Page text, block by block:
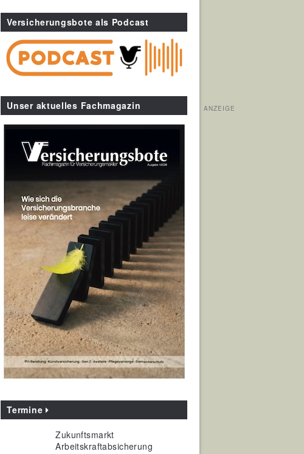
Versicherungsbote als Podcast
Unser aktuelles Fachmagazin
Termine
Zukunftsmarkt
Arbeitskraftabsicherung
ANZEIGE